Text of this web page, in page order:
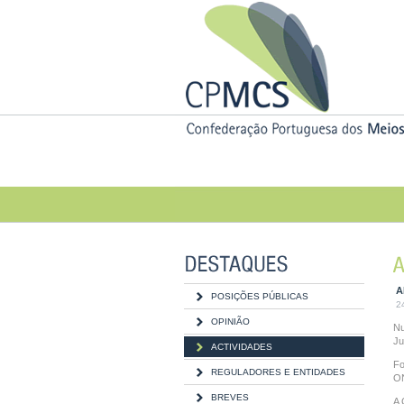
POSIÇÕES PÚBLICAS
OPINIÃO
ACTIVIDADES
REGULADORES E ENTIDADES
BREVES A